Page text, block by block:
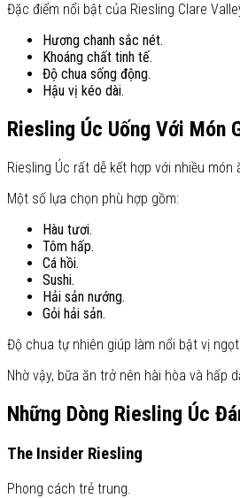
Đặc điểm nổi bật của Riesling Clare
Hương chanh sắc nét.
Khoáng chất tinh tế.
Độ chua sống động.
Hậu vị kéo dài.
Riesling Úc Uống Với Món
Riesling Úc rất dễ kết hợp với nhiều món
Một số lựa chọn phù hợp gồm:
Hàu tươi.
Tôm hấp.
Cá hồi.
Sushi.
Hải sản nướng.
Gỏi hải sản.
Độ chua tự nhiên giúp làm nổi bật vị
Nhờ vậy, bữa ăn trở nên hài hòa và hấp
Những Dòng Riesling Úc
The Insider Riesling
Phong cách trẻ trung.